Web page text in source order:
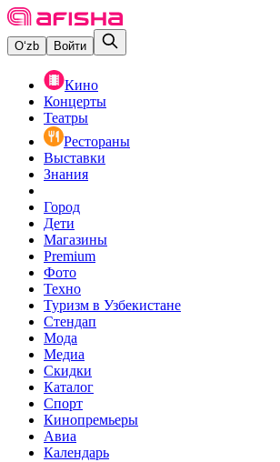
O‘zb Войти
Кино
Концерты
Театры
Рестораны
Выставки
Знания
Город
Дети
Магазины
Premium
Фото
Техно
Туризм в Узбекистане
Стендап
Мода
Медиа
Скидки
Каталог
Спорт
Кинопремьеры
Авиа
Календарь